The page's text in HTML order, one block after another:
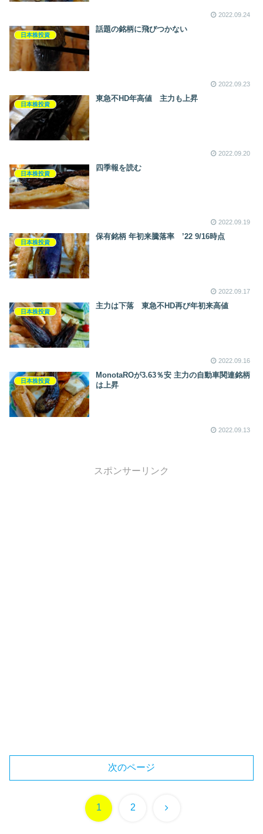
2022.09.24
日本株投資
話題の銘柄に飛びつかない
2022.09.23
日本株投資
東急不HD年高値 主力も上昇
2022.09.20
日本株投資
四季報を読む
2022.09.19
日本株投資
保有銘柄 年初来騰落率 ’22 9/16時点
2022.09.17
日本株投資
主力は下落 東急不HD再び年初来高値
2022.09.16
日本株投資
MonotaROが3.63％安 主力の自動車関連銘柄
は上昇
2022.09.13
スポンサーリンク
次のページ
1 2 次